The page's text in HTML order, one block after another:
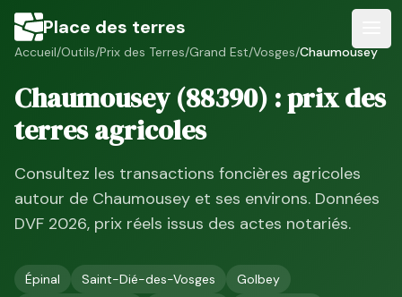
Place des terres
Accueil/Outils/Prix des Terres/Grand Est/Vosges/Chaumousey
Chaumousey(88390) : prix des
terres agricoles
Consultez les transactions foncières agricoles
autour de Chaumousey et ses environs. Données
DVF 2026, prix réels issus des actes notariés.
Épinal Saint-Dié-des-Vosges
Golbey